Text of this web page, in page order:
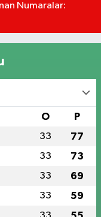
Numaralar:
O P
33 77
33 73
33 69
33 59